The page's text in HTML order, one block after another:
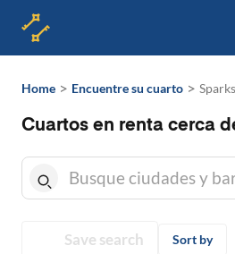
Home > Encuentre su cuarto >
Cuartos en renta cerca
Save search Sort by